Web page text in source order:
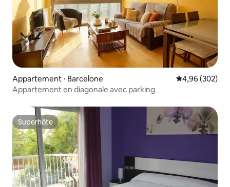
Appartement ⋅ Barcelone Évaluation
4,96 (302)
Appartement en diagonale avec parking
Superhôte
Superhôte